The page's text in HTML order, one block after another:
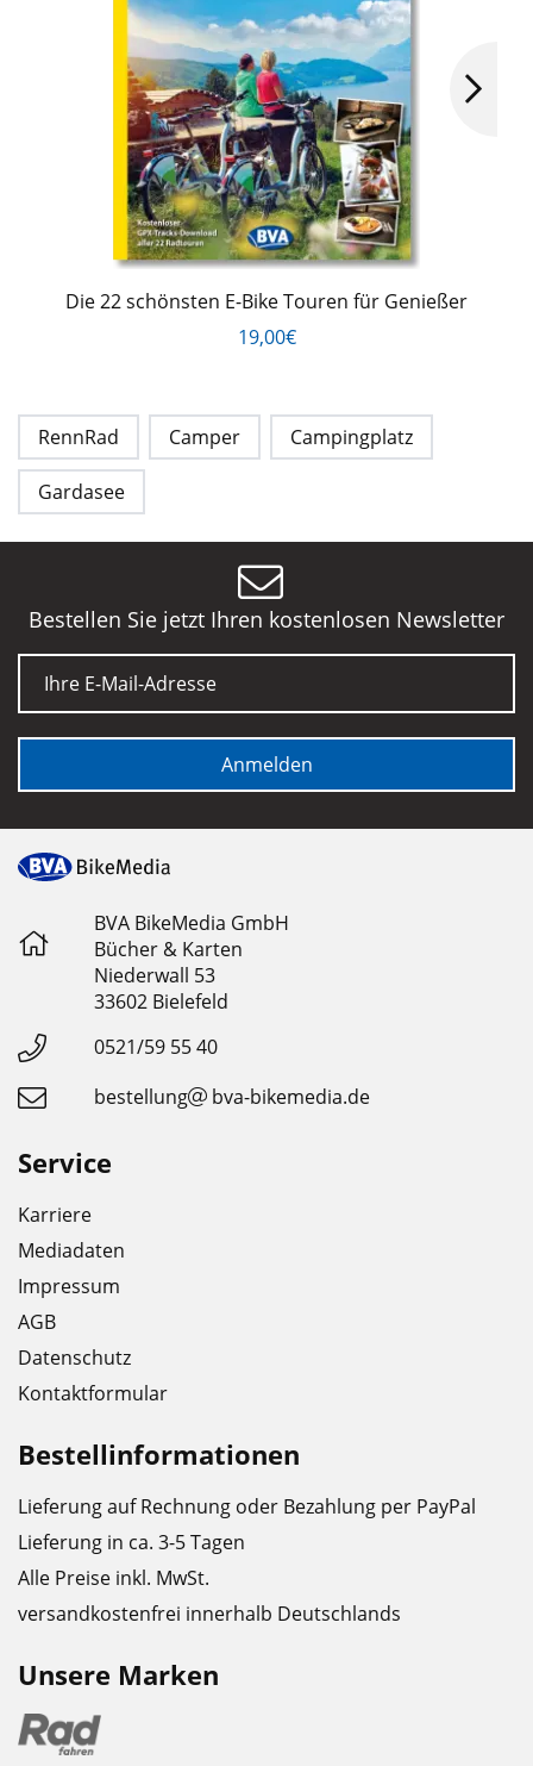
Die 22 schönsten E-Bike Touren für Genießer
19,00€
RennRad Camper Campingplatz
Gardasee
Bestellen Sie jetzt Ihren kostenlosen Newsletter
E-Mail
Anmelden
BVA BikeMedia GmbH
Bücher & Karten
Niederwall 53
33602 Bielefeld
0521/59 55 40
bestellung
bva-bikemedia.de
Service
Karriere
Mediadaten
Impressum
AGB
Datenschutz
Kontaktformular
Bestellinformationen
Lieferung auf Rechnung oder Bezahlung per PayPal
Lieferung in ca. 3-5 Tagen
Alle Preise inkl. MwSt.
versandkostenfrei innerhalb Deutschlands
Unsere Marken